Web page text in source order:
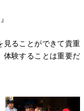
見ることができて貴重
体験することは重要だ